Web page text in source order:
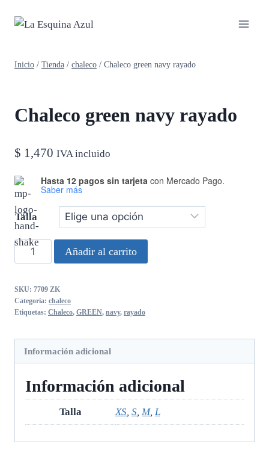
Inicio / Tienda / chaleco / Chaleco green navy rayado
Chaleco green navy rayado
$ 1,470 IVA incluido
Hasta 12 pagos sin tarjeta con Mercado Pago.
Saber más
Talla
Chaleco
green
rayado
cantidad
Añadir al carrito
SKU: 7709 ZK
Categoría: chaleco
Etiquetas: Chaleco, GREEN, navy, rayado
Información adicional
Información adicional
Talla XS, S, M, L